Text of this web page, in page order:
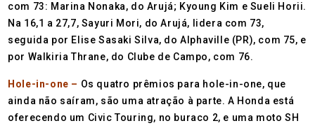
com 73: Marina Nonaka, do Arujá; Kyoung Kim e Sueli Horii.
Na 16,1 a 27,7, Sayuri Mori, do Arujá, lidera com 73,
seguida por Elise Sasaki Silva, do Alphaville (PR), com 75, e
por Walkiria Thrane, do Clube de Campo, com 76.
Hole-in-one – Os quatro prêmios para hole-in-one, que
ainda não saíram, são uma atração à parte. A Honda está
oferecendo um Civic Touring, no buraco 2, e uma moto SH